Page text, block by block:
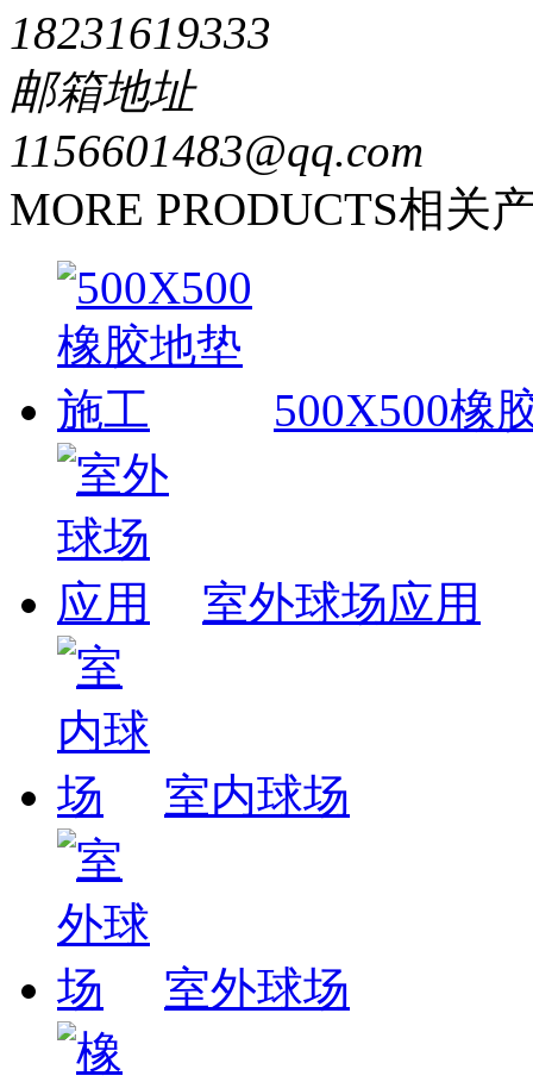
18231619333
邮箱地址
1156601483@qq.com
MORE PRODUCTS相关
500X500橡
室外球场应用
室内球场
室外球场